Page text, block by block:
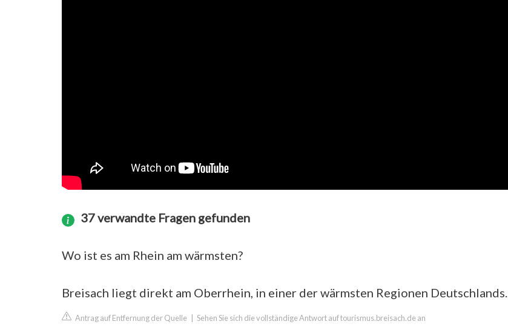
37 verwandte Fragen gefunden
Wo ist es am Rhein am wärmsten?
Breisach liegt direkt am Oberrhein, in einer der wärmsten Regionen Deutschlands.
Antrag auf Entfernung der Quelle Sehen Sie sich die vollständige Antwort auf tourismus.breisach.de an